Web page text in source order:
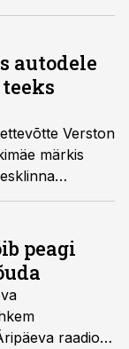
autodele
Verston
märkis
tänavad
peagi
raadios